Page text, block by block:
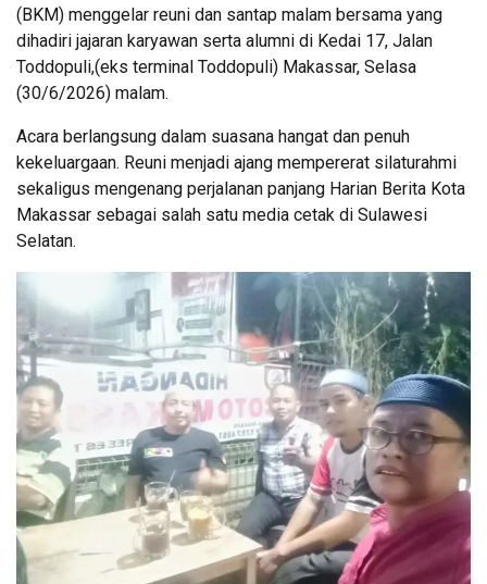
(BKM) menggelar reuni dan santap malam bersama yang
dihadiri jajaran karyawan serta alumni di Kedai 17, Jalan
Toddopuli,(eks terminal Toddopuli) Makassar, Selasa
(30/6/2026) malam.
Acara berlangsung dalam suasana hangat dan penuh
kekeluargaan. Reuni menjadi ajang mempererat silaturahmi
sekaligus mengenang perjalanan panjang Harian Berita Kota
Makassar sebagai salah satu media cetak di Sulawesi
Selatan.